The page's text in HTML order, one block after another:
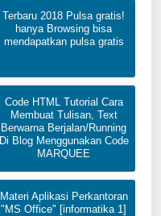
Terbaru 2018 Pulsa gratis!
hanya Browsing bisa
mendapatkan pulsa gratis
Code HTML Tutorial Cara
Membuat Tulisan, Text
Berwarna Berjalan/Running
Di Blog Menggunakan Code
MARQUEE
Materi Aplikasi Perkantoran
"MS Office" [informatika 1]